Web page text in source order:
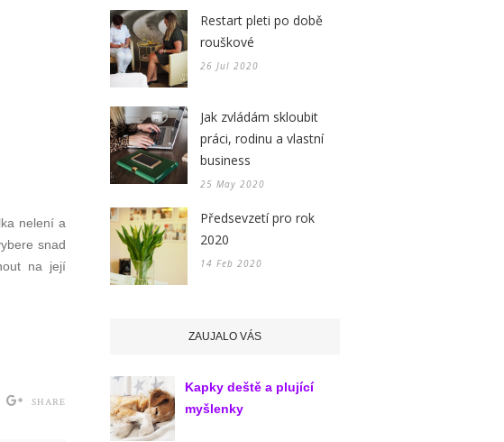
nelení a
snad
na její
SHARE
Restart pleti po době
rouškové
26 Jul 2020
Jak zvládám skloubit
práci, rodinu a vlastní
business
25 May 2020
Předsevzetí pro rok
2020
14 Feb 2020
ZAUJALO VÁS
Kapky deště a plující
myšlenky